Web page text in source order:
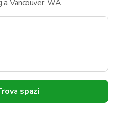
Vancouver, WA.
spazi